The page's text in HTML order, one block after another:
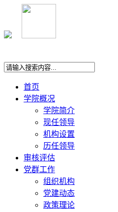
首页
学院概况
学院简介
现任领导
机构设置
历任领导
审核评估
党群工作
组织机构
党建动态
政策理论